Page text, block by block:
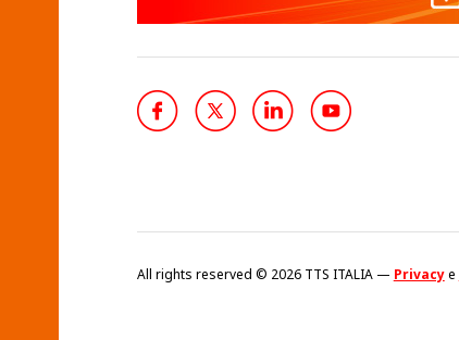
All rights reserved © 2026 TTS ITALIA — Privacye